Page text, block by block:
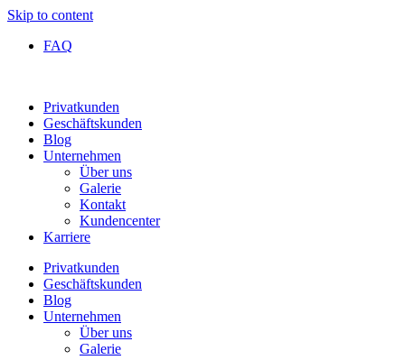
Skip to content
FAQ
Privatkunden
Geschäftskunden
Blog
Unternehmen
Über uns
Galerie
Kontakt
Kundencenter
Karriere
Privatkunden
Geschäftskunden
Blog
Unternehmen
Über uns
Galerie